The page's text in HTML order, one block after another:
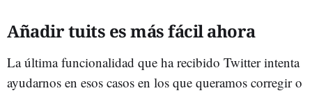
Añadir tuits es más fácil ahora
La última funcionalidad que ha recibido Twitter intenta
ayudarnos en esos casos en los que queramos corregir o